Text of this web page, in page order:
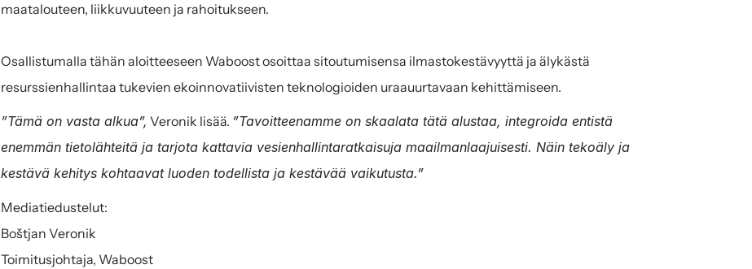
maatalouteen, liikkuvuuteen ja rahoitukseen.
Osallistumalla tähän aloitteeseen Waboost osoittaa sitoutumisensa ilmastokestävyyttä ja älykästä
resurssienhallintaa tukevien ekoinnovatiivisten teknologioiden uraauurtavaan kehittämiseen.
”Tämä on vasta alkua”, Veronik lisää. ”Tavoitteenamme on skaalata tätä alustaa, integroida entistä
enemmän tietolähteitä ja tarjota kattavia vesienhallintaratkaisuja maailmanlaajuisesti. Näin tekoäly ja
kestävä kehitys kohtaavat luoden todellista ja kestävää vaikutusta.”
Mediatiedustelut:
Boštjan Veronik
Toimitusjohtaja, Waboost